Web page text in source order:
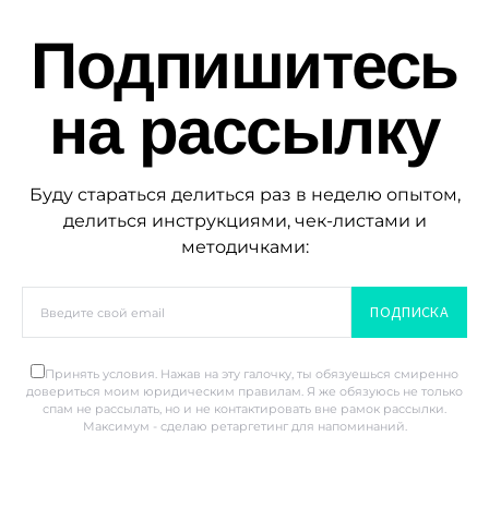
Подпишитесь
на рассылку
Буду стараться делиться раз в неделю опытом,
делиться инструкциями, чек-листами и
методичками:
ПОДПИСКА
Принять условия. Нажав на эту галочку, ты обязуешься смиренно
довериться моим юридическим правилам. Я же обязуюсь не только
спам не рассылать, но и не контактировать вне рамок рассылки.
Максимум - сделаю ретаргетинг для напоминаний.